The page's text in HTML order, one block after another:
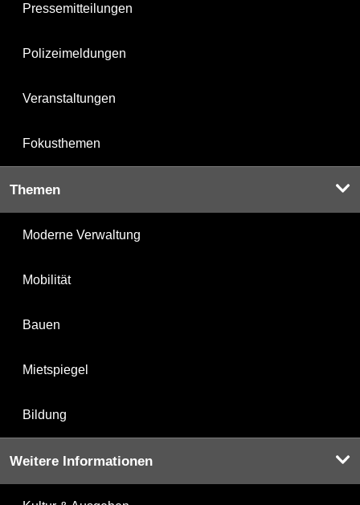
Pressemitteilungen
Polizeimeldungen
Veranstaltungen
Fokusthemen
Themen
Moderne Verwaltung
Mobilität
Bauen
Mietspiegel
Bildung
Weitere Informationen